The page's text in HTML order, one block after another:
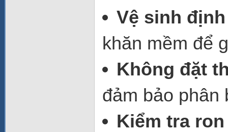
Vệ sinh
khăn mềm để
Không đặt
đảm bảo phân
Kiểm tra